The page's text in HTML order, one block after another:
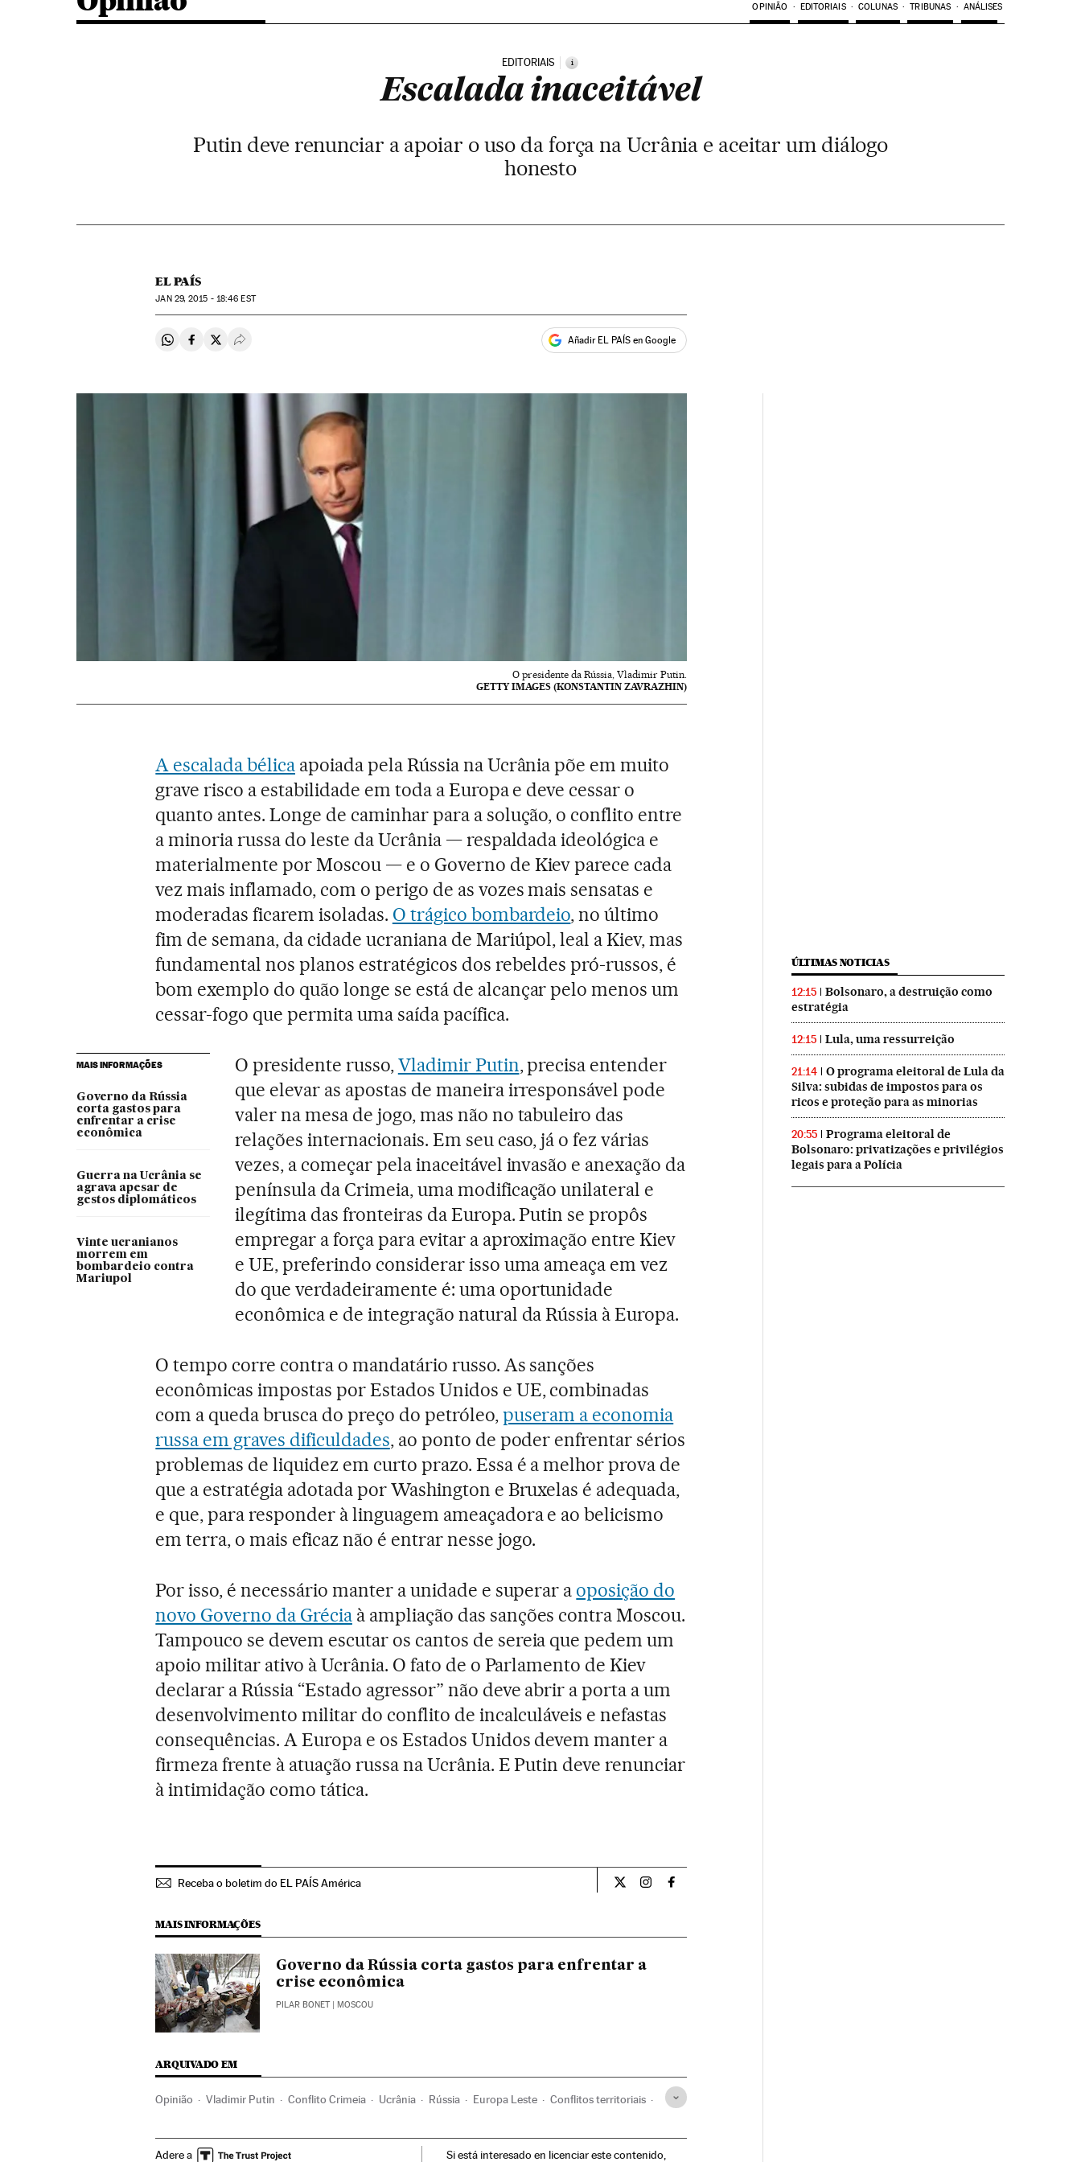
OPINIÃO EDITORIAIS COLUNAS TRIBUNAS ANÁLISES
EDITORIAIS i
Escalada inaceitável
Putin deve renunciar a apoiar o uso da força na Ucrânia e aceitar um diálogo
honesto
EL PAÍS
JAN29, 2015 - 18:46 EST
Compartir en Whatsapp
Compartir en Facebook
Compartir en Twitter
Desplegar Redes Sociales Añadir EL PAÍS en Google
O presidente da Rússia, Vladimir Putin.
GETTY IMAGES (KONSTANTIN ZAVRAZHIN)
A escalada bélica apoiada pela Rússia na Ucrânia põe em muito
grave risco a estabilidade em toda a Europa e deve cessar o
quanto antes. Longe de caminhar para a solução, o conflito entre
a minoria russa do leste da Ucrânia — respaldada ideológica e
materialmente por Moscou — e o Governo de Kiev parece cada
vez mais inflamado, com o perigo de as vozes mais sensatas e
moderadas ficarem isoladas. O trágico bombardeio, no último
fim de semana, da cidade ucraniana de Mariúpol, leal a Kiev, mas
fundamental nos planos estratégicos dos rebeldes pró-russos, é
bom exemplo do quão longe se está de alcançar pelo menos um
cessar-fogo que permita uma saída pacífica.
MAIS INFORMAÇÕES
Governo da Rússia
corta gastos para
enfrentar a crise
econômica
Guerra na Ucrânia se
agrava apesar de
gestos diplomáticos
Vinte ucranianos
morrem em
bombardeio contra
Mariupol
O presidente russo,Vladimir Putin, precisa entender
que elevar as apostas de maneira irresponsável pode
valer na mesa de jogo, mas não no tabuleiro das
relações internacionais. Em seu caso, já o fez várias
vezes, a começar pela inaceitável invasão e anexação da
península da Crimeia, uma modificação unilateral e
ilegítima das fronteiras da Europa. Putin se propôs
empregar a força para evitar a aproximação entre Kiev
e UE, preferindo considerar isso uma ameaça em vez
do que verdadeiramente é: uma oportunidade
econômica e de integração natural da Rússia à Europa.
O tempo corre contra o mandatário russo. As sanções
econômicas impostas por Estados Unidos e UE, combinadas
com a queda brusca do preço do petróleo,puseram a economia
russa em graves dificuldades, ao ponto de poder enfrentar sérios
problemas de liquidez em curto prazo. Essa é a melhor prova de
que a estratégia adotada por Washington e Bruxelas é adequada,
e que, para responder à linguagem ameaçadora e ao belicismo
em terra, o mais eficaz não é entrar nesse jogo.
Por isso, é necessário manter a unidade e superar a oposição do
novo Governo da Gréciaà ampliação das sanções contra Moscou.
Tampouco se devem escutar os cantos de sereia que pedem um
apoio militar ativo à Ucrânia. O fato de o Parlamento de Kiev
declarar a Rússia “Estado agressor” não deve abrir a porta a um
desenvolvimento militar do conflito de incalculáveis e nefastas
consequências. A Europa e os Estados Unidos devem manter a
firmeza frente à atuação russa na Ucrânia. E Putin deve renunciar
à intimidação como tática.
Receba o boletim do EL PAÍS América Opiniao El País Brasil en Twitter
Opiniao El País Brasil en Instagram
Opiniao El País Brasil en Facebook
MAIS INFORMAÇÕES
Governo da Rússia corta gastos para enfrentar a
crise econômica
PILAR BONET| MOSCOU
ARQUIVADO EM
Opinião Vladimir Putin Conflito Crimeia Ucrânia Rússia Europa Leste Conflitos territoriais
Adere a
Si está interesado en licenciar este contenido,
ÚLTIMAS NOTICIAS
12:15
Bolsonaro, a destruição como
estratégia
12:15 Lula, uma ressurreição
21:14
O programa eleitoral de Lula da
Silva: subidas de impostos para os
ricos e proteção para as minorias
20:55
Programa eleitoral de
Bolsonaro: privatizações e privilégios
legais para a Polícia